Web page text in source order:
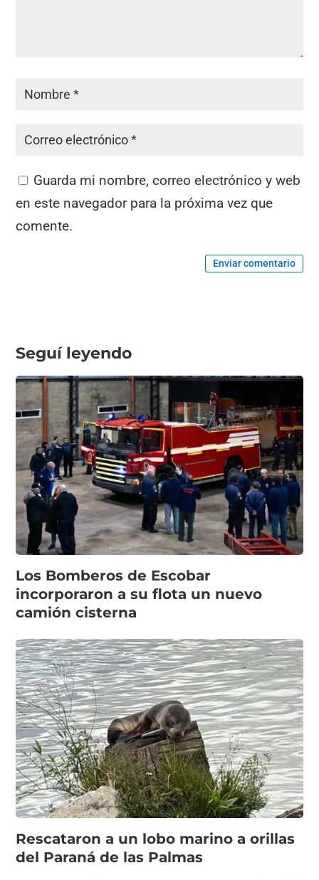
Guarda mi nombre, correo electrónico y web
en este navegador para la próxima vez que
comente.
Enviar comentario
Seguí leyendo
Los Bomberos de Escobar
incorporaron a su flota un nuevo
camión cisterna
Rescataron a un lobo marino a orillas
del Paraná de las Palmas